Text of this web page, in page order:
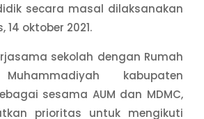
secara masal dilaksanakan
oktober 2021.
sekolah dengan Rumah
kabupaten
sesama AUM dan MDMC,
prioritas untuk mengikuti